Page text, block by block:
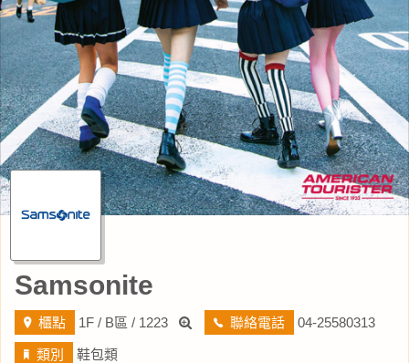
Samsonite
櫃點 1F / B區 / 1223 聯絡電話 04-25580313
類別 鞋包類